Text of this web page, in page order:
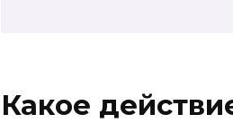
Какое